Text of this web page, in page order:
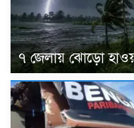
৭ জেলায় ঝোড়ো